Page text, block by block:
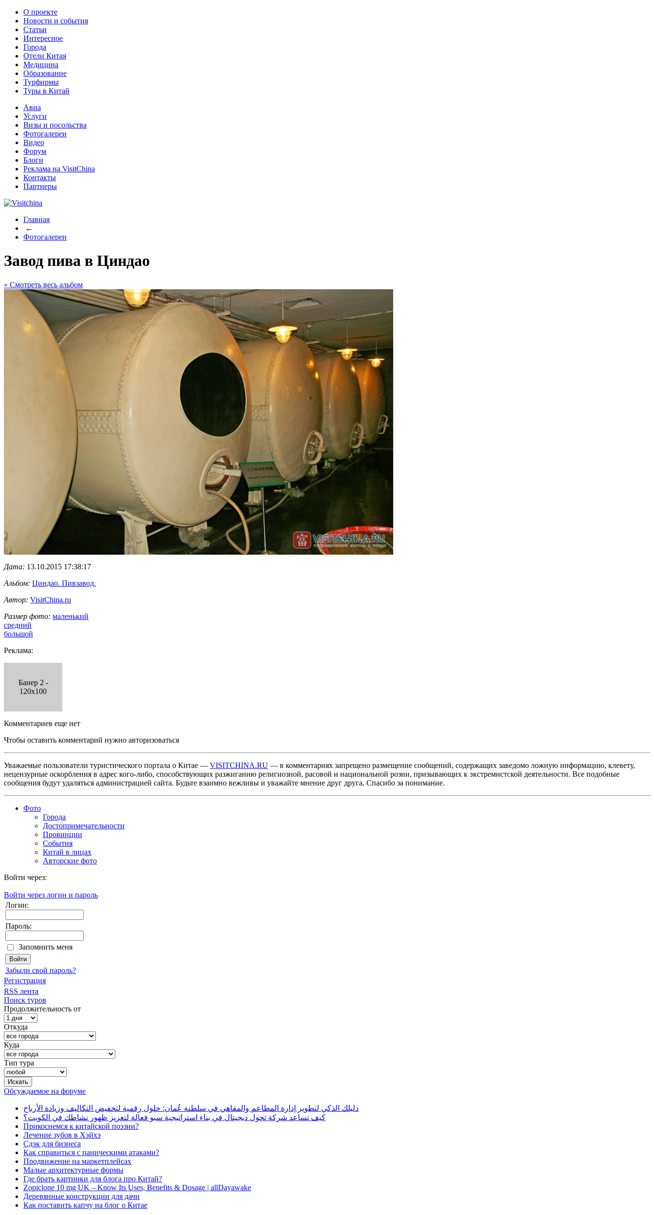
О проекте
Новости и события
Статьи
Интересное
Города
Отели Китая
Медицина
Образование
Турфирмы
Туры в Китай
Авиа
Услуги
Визы и посольства
Фотогалереи
Видео
Форум
Блоги
Реклама на VisitChina
Контакты
Партнеры
Главная
←
Фотогалереи
Завод пива в Циндао
« Cмотреть весь альбом
Дата: 13.10.2015 17:38:17
Альбом: Циндао. Пивзавод.
Автор: VisitChina.ru
Размер фото: маленький
средний
большой
Реклама:
Банер 2 -
120x100
Комментариев еще нет
Чтобы оставить комментарий нужно авторизоваться
Уважаемые пользователи туристического портала о Китае — VISITCHINA.RU — в комментариях запрещено размещение сообщений, содержащих заведомо ложную информацию, клевету,
нецензурные оскорбления в адрес кого-либо, способствующих разжиганию религиозной, расовой и национальной розни, призывающих к экстремистской деятельности. Все подобные
сообщения будут удаляться администрацией сайта. Будьте взаимно вежливы и уважайте мнение друг друга. Спасибо за понимание.
Фото
Города
Достопримечательности
Провинции
События
Китай в лицах
Авторские фото
Войти через:
Войти через логин и пароль
Логин:
Пароль:
Запомнить меня
Забыли свой пароль?
Регистрация
RSS лента
Поиск туров
Продолжительность от
Откуда
Куда
Тип тура
Обсуждаемое на форуме
دليلك الذكي لتطوير إدارة المطاعم والمقاهي في سلطنة عُمان: حلول رقمية لتخفيض التكاليف وزيادة الأرباح
كيف تساعد شركة تحول ديجيتال في بناء استراتيجية سيو فعالة لتعزيز ظهور نشاطك في الكويت؟
Прикоснемся к китайской поэзии?
Лечение зубов в Хэйхэ
Сдэк для бизнеса
Как справиться с паническими атаками?
Продвижение на маркетплейсах
Малые архитектурные формы
Где брать картинки для блога про Китай?
Zopiclone 10 mg UK – Know Its Uses, Benefits & Dosage | allDayawake
Деревянные конструкции для дачи
Как поставить капчу на блог о Китае